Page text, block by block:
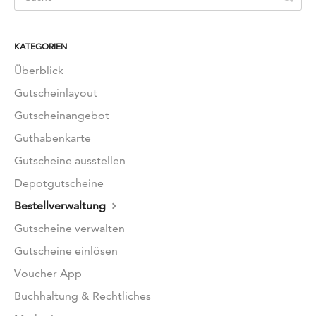
KATEGORIEN
Überblick
Gutscheinlayout
Gutscheinangebot
Guthabenkarte
Gutscheine ausstellen
Depotgutscheine
Bestellverwaltung
Gutscheine verwalten
Gutscheine einlösen
Voucher App
Buchhaltung & Rechtliches